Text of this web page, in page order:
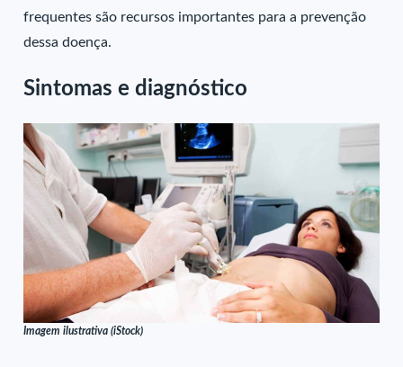
frequentes são recursos importantes para a prevenção
dessa doença.
Sintomas e diagnóstico
Imagem ilustrativa (iStock)